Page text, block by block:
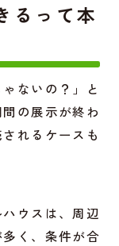
るって本
ないの？」と
の展示が終わ
れるケースも
ウスは、周辺
く、条件が合